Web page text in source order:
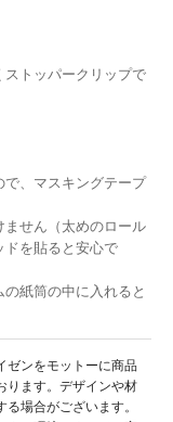
ストッパークリップで
、マスキングテープ
せん（太めのロール
ドを貼ると安心で
紙筒の中に入れると
ゼンをモットーに商品
ります。デザインや材
場合がございます。